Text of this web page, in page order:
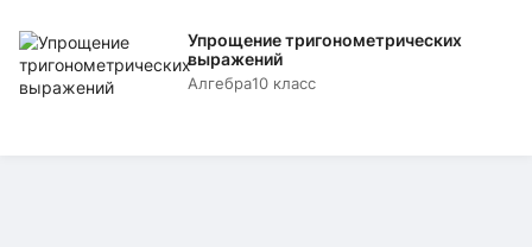
Упрощение тригонометрических
выражений
Алгебра10 класс